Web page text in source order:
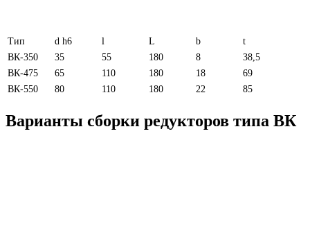
Тип d h6 l L b
t
ВК-350
35 55 180 8
38,5
ВК-475
65 110 180 18
69
ВК-550
80 110 180 22 85
Варианты сборки редукторов типа ВК